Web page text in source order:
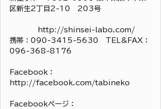
区新生2丁目2-10　203号
http://shinsei-labo.com/
携帯：090-3415-5630　TEL&FAX：
096-368-8176
Facebook：
http://facebook.com/tabineko
Facebookページ：